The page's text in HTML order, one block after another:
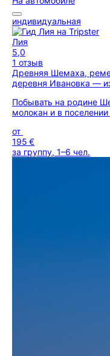
индивидуальная
Лия
5,0
1 отзыв
Древняя Шемаха,
деревня Ивановка —
Побывать на родине
молокан и в
от
195 €
за группу, 1–6 чел.